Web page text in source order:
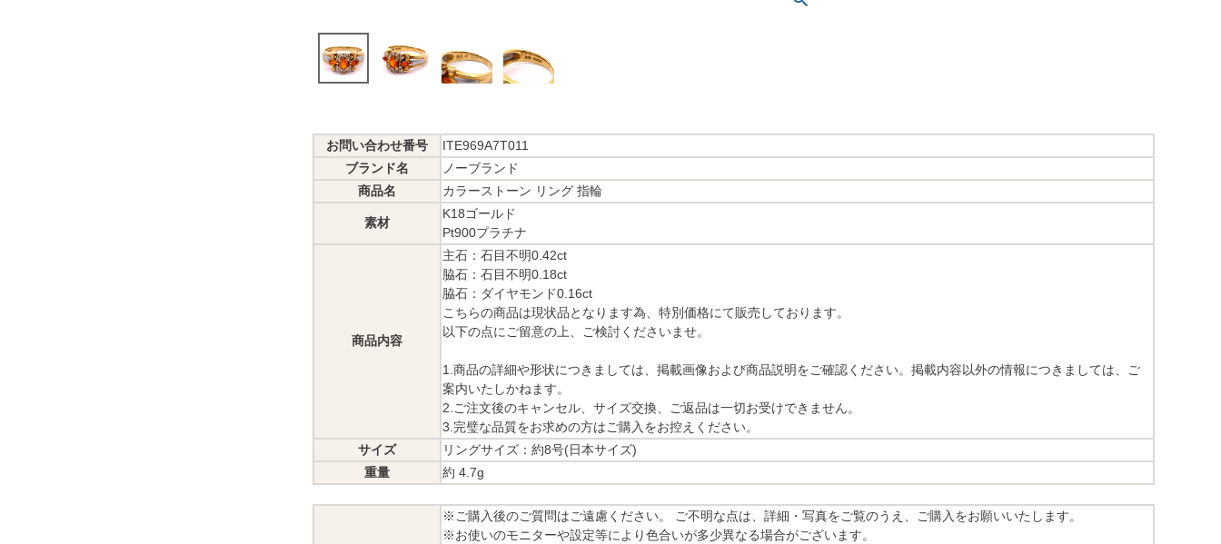
お問い合わせ番号
ITE969A7T011
ブランド名
ノーブランド
商品名
カラーストーン リング 指輪
素材
K18ゴールド
Pt900プラチナ
商品内容
主石：石目不明0.42ct
脇石：石目不明0.18ct
脇石：ダイヤモンド0.16ct
こちらの商品は現状品となります為、特別価格にて販売しております。
以下の点にご留意の上、ご検討くださいませ。
1.商品の詳細や形状につきましては、掲載画像および商品説明をご確認ください。掲載内容以外の情報につきましては、ご
案内いたしかねます。
2.ご注文後のキャンセル、サイズ交換、ご返品は一切お受けできません。
3.完璧な品質をお求めの方はご購入をお控えください。
サイズ
リングサイズ：約8号(日本サイズ)
重量
約 4.7g
※ご購入後のご質問はご遠慮ください。 ご不明な点は、詳細・写真をご覧のうえ、ご購入をお願いいたします。
※お使いのモニターや設定等により色合いが多少異なる場合がございます。